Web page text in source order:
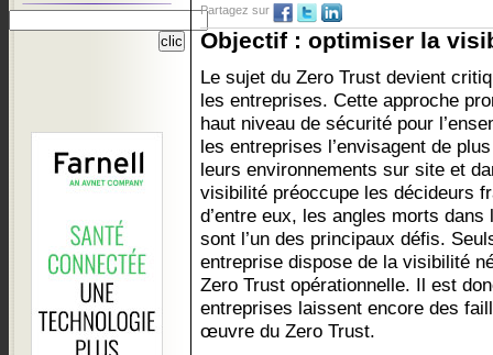
Partagez sur
Objectif : optimiser la
Le sujet du Zero Trust devient
les entreprises. Cette approche
haut niveau de sécurité pour
les entreprises l’envisagent de
leurs environnements sur site et
visibilité préoccupe les décideurs
d’entre eux, les angles morts
sont l’un des principaux défis.
entreprise dispose de la visibilité
Zero Trust opérationnelle. Il est
entreprises laissent encore des
œuvre du Zero Trust.